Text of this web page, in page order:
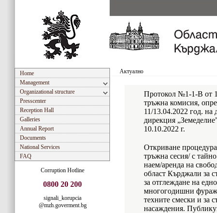
Home
Management
Organizational structure
Presscenter
Reception Hall
Galleries
Annual Report
Documents
National Services
FAQ
Corruption Hotline
0800 20 200
signali_korupcia
@mzh.goverment.bg
Актуално
Протокол №1-1-В от
тръжна комисия,
11/13.04.2022 год. на
дирекция
10.10.2022 г.
Откриване
тръжна сесия/ с
наем/аренда на
област Кърджали за
за отглеждане на
многогодишни
техните смески и за
насаждения.